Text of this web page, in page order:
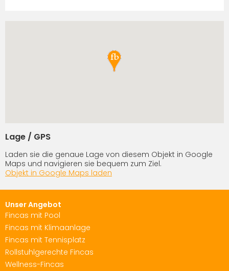
Lage / GPS
Laden sie die genaue Lage von diesem Objekt in Google
Maps und navigieren sie bequem zum Ziel.
Objekt in Google Maps laden
Unser Angebot
Fincas mit Pool
Fincas mit Klimaanlage
Fincas mit Tennisplatz
Rollstuhlgerechte Fincas
Wellness-Fincas